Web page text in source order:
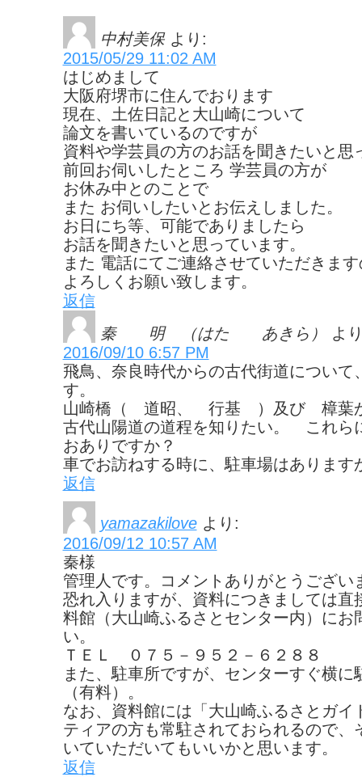
中村美保 より:
2015/05/29 11:02 AM
はじめまして
大阪府堺市に住んでおります
現在、土佐日記と大山崎について
論文を書いているのですが
資料や学芸員の方のお話を聞きたいと思
前回お伺いしたところ 学芸員の方が
お休み中とのことで
また お伺いしたいとお伝えしました。
お日にち等、可能でありましたら
お話を聞きたいと思っています。
また 電話にてご連絡させていただきま
よろしくお願い致します。
返信
秦 明 （はた あきら）
よ
2016/09/10 6:57 PM
飛鳥、奈良時代からの古代街道について
す。
山崎橋（ 道昭、 行基 ）及び 樟葉
古代山陽道の道程を知りたい。 これら
おありですか？
車でお訪ねする時に、駐車場はあります
返信
yamazakilove より:
2016/09/12 10:57 AM
秦様
管理人です。コメントありがとうござい
恐れ入りますが、資料につきましては直
料館（大山崎ふるさとセンター内）にお
い。
ＴＥＬ ０７５－９５２－６２８８
また、駐車所ですが、センターすぐ横に
（有料）。
なお、資料館には「大山崎ふるさとガイ
ティアの方も常駐されておられるので、
いていただいてもいいかと思います。
返信